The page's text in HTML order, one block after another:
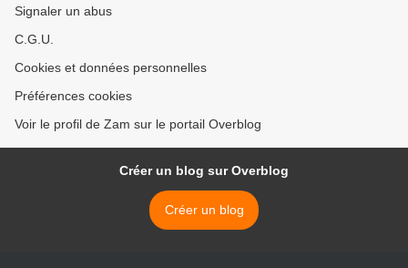
Signaler un abus
C.G.U.
Cookies et données personnelles
Préférences cookies
Voir le profil de Zam sur le portail Overblog
Créer un blog sur Overblog
Créer un blog